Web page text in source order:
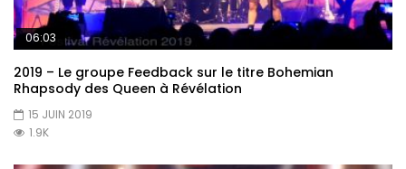
06:03
2019 – Le groupe Feedback sur le titre Bohemian
Rhapsody des Queen à Révélation
15 JUIN 2019
1.9K